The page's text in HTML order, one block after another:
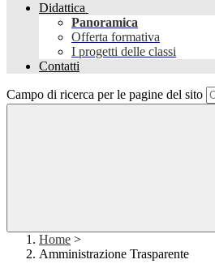
Didattica
Panoramica
Offerta formativa
I progetti delle classi
Contatti
Campo di ricerca per le pagine del sito
Home >
Amministrazione Trasparente